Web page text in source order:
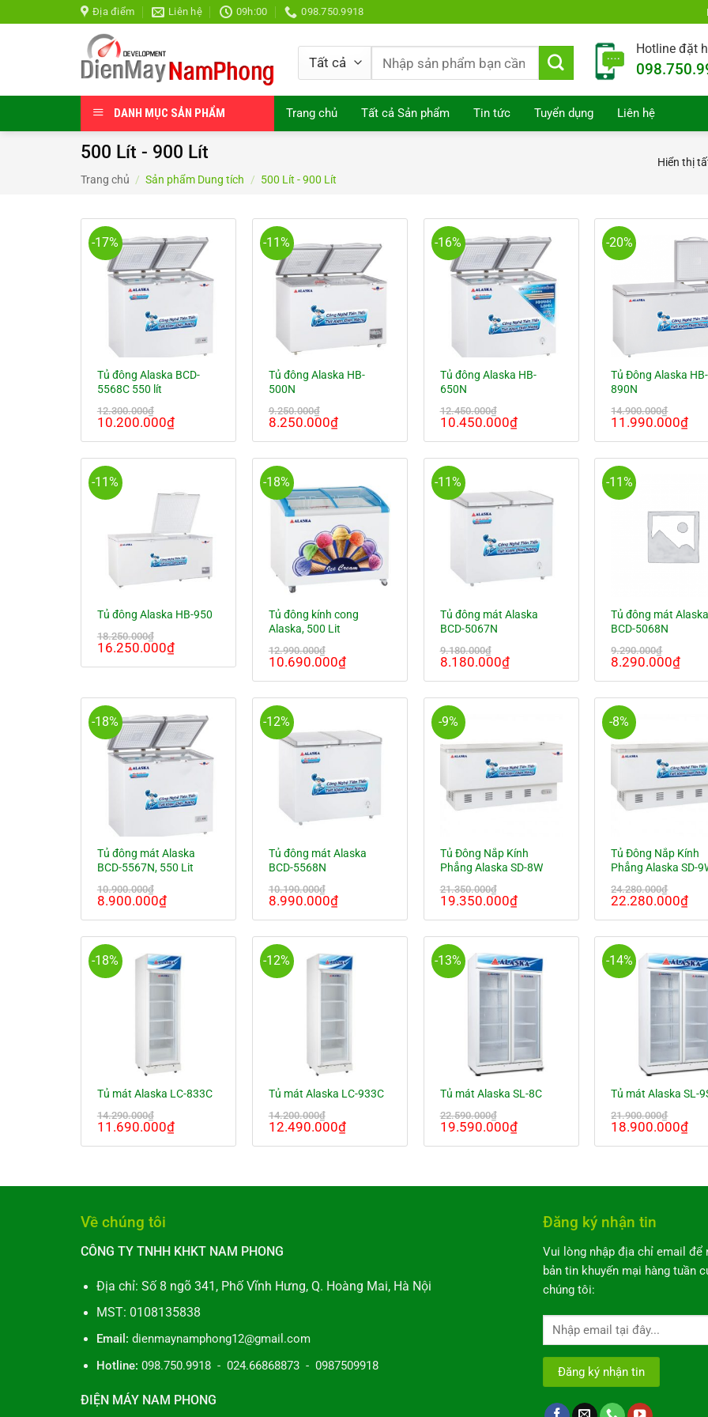
qua
Địa điểm Liên hệ 09h:00 098.750.9918
Tìm
kiếm:
Hotline đặt
DANH MỤC SẢN PHẨM Trang chủ Tất cả Sản phẩm Tin tức Tuyển dụng Liên hệ
500 Lít - 900 Lít
Trang chủ / Sản phẩm Dung tích / 500 Lít - 900 Lít
Hiển thị
-17%
Tủ đông Alaska BCD-
5568C 550 lít
12.300.000₫
Giá
12.300.000₫.
10.200.000₫Giá
là:
-11%
Tủ đông Alaska HB-
500N
9.250.000₫
Giá
9.250.000₫.
8.250.000₫Giá
là:
-16%
Tủ đông Alaska HB-
650N
12.450.000₫
Giá
12.450.000₫.
10.450.000₫Giá
là:
-20%
Tủ Đông Alaska HB-
890N
14.900.000₫
Giá
14.900.000₫.
11.990.000₫Giá
là:
-11%
Tủ đông Alaska HB-950
18.250.000₫
Giá
16.250.000₫Giá
16.250.000₫.
-18%
Tủ đông kính cong
Alaska, 500 Lit
12.990.000₫
Giá
12.990.000₫.
10.690.000₫Giá
là:
-11%
Tủ đông mát Alaska
BCD-5067N
9.180.000₫
Giá
9.180.000₫.
8.180.000₫Giá
là:
-11%
Tủ đông mát Alaska
BCD-5068N
9.290.000₫
Giá
9.290.000₫.
8.290.000₫Giá
là:
-18%
Tủ đông mát Alaska
BCD-5567N, 550 Lit
10.900.000₫
Giá
10.900.000₫.
8.900.000₫Giá
8.900.000₫.
-12%
Tủ đông mát Alaska
BCD-5568N
10.190.000₫
Giá
10.190.000₫.
8.990.000₫Giá
8.990.000₫.
-9%
Tủ Đông Nắp Kính
Phẳng Alaska SD-8W
21.350.000₫
Giá
21.350.000₫.
19.350.000₫Giá
19.350.000₫.
-8%
Tủ Đông Nắp Kính
Phẳng Alaska SD-
24.280.000₫
Giá
24.280.000₫.
22.280.000₫Giá
-18%
Tủ mát Alaska LC-833C
14.290.000₫
Giá
11.690.000₫Giá
11.690.000₫.
-12%
Tủ mát Alaska LC-933C
14.200.000₫
Giá
12.490.000₫Giá
12.490.000₫.
-13%
Tủ mát Alaska SL-8C
22.590.000₫
Giá
19.590.000₫Giá
19.590.000₫.
-14%
Tủ mát Alaska SL-
21.900.000₫
Giá
18.900.000₫Giá
Về chúng tôi
CÔNG TY TNHH KHKT NAM PHONG
Địa chỉ: Số 8 ngõ 341, Phố Vĩnh Hưng, Q. Hoàng Mai, Hà Nội
MST: 0108135838
Email: dienmaynamphong12@gmail.com
Hotline:098.750.9918 - 024.66868873 - 0987509918
ĐIỆN MÁY NAM PHONG
Đăng ký nhận tin
Vui lòng nhập địa chỉ email để
bản tin khuyến mại hàng tuần
chúng tôi: